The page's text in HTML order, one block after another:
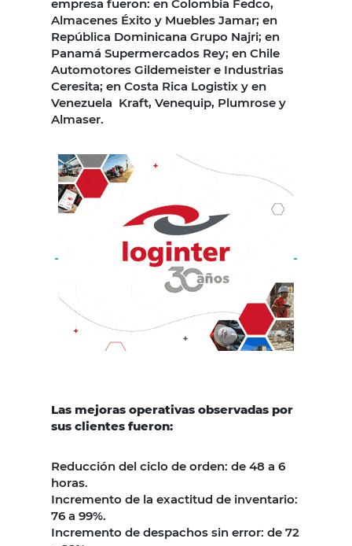
empresa fueron: en Colombia Fedco,
Almacenes Éxito y Muebles Jamar; en
República Dominicana Grupo Najri; en
Panamá Supermercados Rey; en Chile
Automotores Gildemeister e Industrias
Ceresita; en Costa Rica Logistix y en
Venezuela Kraft, Venequip, Plumrose y
Almaser.
Las mejoras operativas observadas por
sus clientes fueron:
Reducción del ciclo de orden: de 48 a 6
horas.
Incremento de la exactitud de inventario:
76 a 99%.
Incremento de despachos sin error: de 72